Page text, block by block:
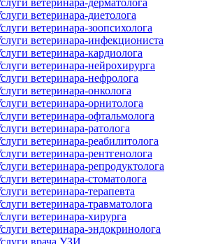
ветеринара-дерматолога
ветеринара-диетолога
ветеринара-зоопсихолога
ветеринара-инфекциониста
ветеринара-кардиолога
ветеринара-нейрохирурга
ветеринара-нефролога
ветеринара-онколога
ветеринара-орнитолога
ветеринара-офтальмолога
ветеринара-ратолога
ветеринара-реабилитолога
ветеринара-рентгенолога
ветеринара-репродуктолога
ветеринара-стоматолога
ветеринара-терапевта
ветеринара-травматолога
ветеринара-хирурга
ветеринара-эндокринолога